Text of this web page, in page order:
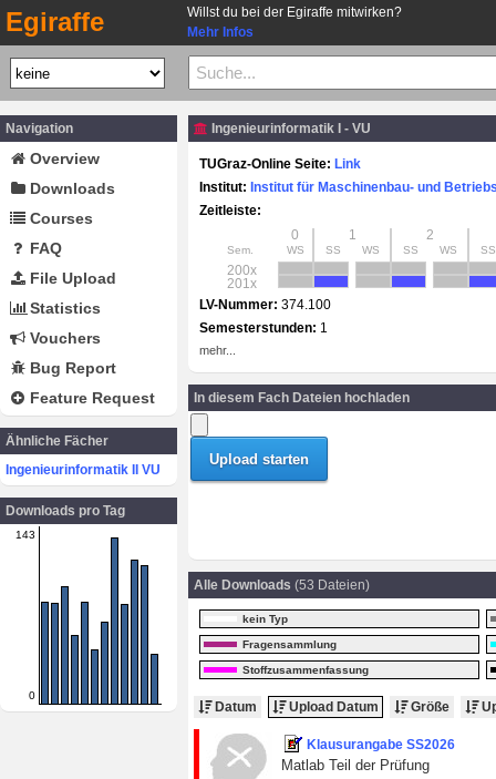
Egiraffe
Willst du bei der Egiraffe mitwirken?
Mehr Infos
Navigation
Overview
Downloads
Courses
FAQ
File Upload
Statistics
Vouchers
Bug Report
Feature Request
Ähnliche Fächer
Ingenieurinformatik II VU
Downloads pro Tag
143
0
Ingenieurinformatik I - VU
TUGraz-Online Seite: Link
Institut: Institut für Maschinenbau- und
Zeitleiste:
0
1 2
Sem. WS SS WS SS WS SS
200x
201x
LV-Nummer: 374.100
Semesterstunden: 1
mehr...
In diesem Fach Dateien hochladen
Alle Downloads (53 Dateien)
kein Typ
Fragensammlung
Stoffzusammenfassung
Datum Upload Datum Größe
Klausurangabe SS2026
Matlab Teil der Prüfung